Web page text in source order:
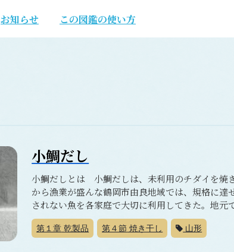
お知らせ この図鑑の使い方
小鯛だし
小鯛だしとは 小鯛だしは、未利用のチダイを焼
から漁業が盛んな鶴岡市由良地域では、規格に
されない魚を各家庭で大切に利用してきた。地元
第１章 乾製品 第４節 焼き干し 山形